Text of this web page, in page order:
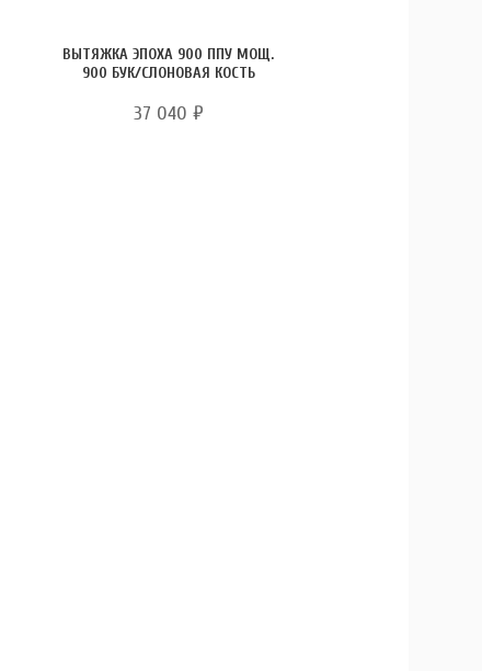
ВЫТЯЖКА ЭПОХА 900 ППУ МОЩ.
900 БУК/СЛОНОВАЯ КОСТЬ
37 040 ₽